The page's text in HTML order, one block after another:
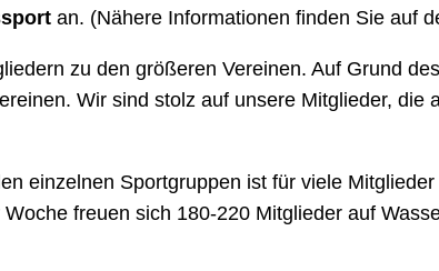
an. (Nähere Informationen finden Sie auf
zu den größeren Vereinen. Auf Grund
Wir sind stolz auf unsere Mitglieder, die
einzelnen Sportgruppen ist für viele
freuen sich 180-220 Mitglieder auf